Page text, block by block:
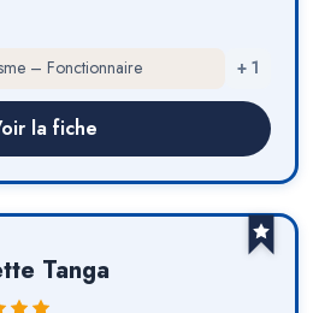
– Fonctionnaire + 1
la fiche
Tanga